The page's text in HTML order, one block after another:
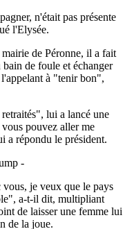
n'était pas présente
l'Elysée.
de Péronne, il a fait
de foule et échanger
l'appelant à "tenir bon",
lui a lancé une
pouvez aller me
a répondu le président.
-
vous, je veux que le pays
a-t-il dit, multipliant
de laisser une femme lui
de la joue.